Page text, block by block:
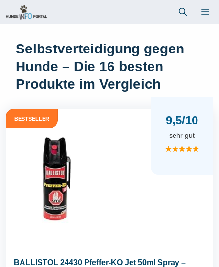
Inhalt
Selbstverteidigung gegen
Hunde – Die 16 besten
Produkte im Vergleich
BESTSELLER 9,5/10
sehr gut
★★★★★
BALLISTOL 24430 Pfeffer-KO Jet 50ml Spray –